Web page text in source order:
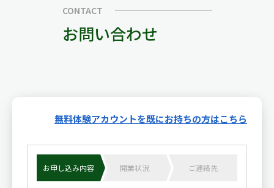
CONTACT
お問い合わせ
無料体験アカウントを既にお持ちの方はこちら
お申し込み内容 開業状況 ご連絡先